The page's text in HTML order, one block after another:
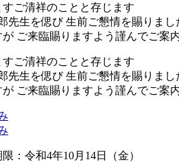
ご清祥のことと存じます
先生を偲び 生前ご懇情を賜りま
ご来臨賜りますよう謹んでご案
ご清祥のことと存じます
先生を偲び 生前ご懇情を賜りま
ご来臨賜りますよう謹んでご案
：令和4年10月14日（金）